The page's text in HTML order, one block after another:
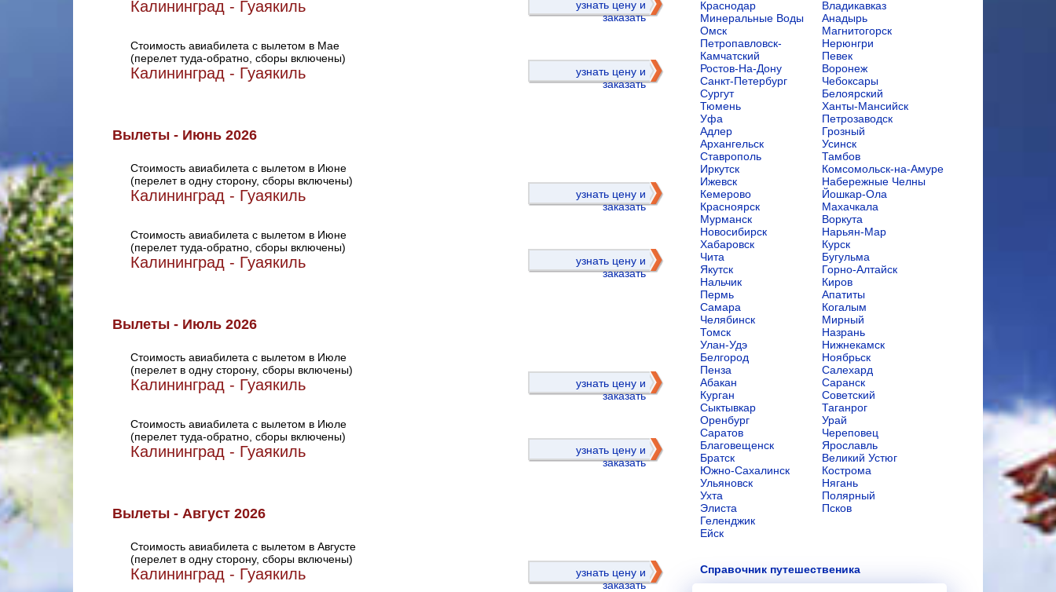
Калининград - Гуаякиль
узнать цену и
заказать
Стоимость авиабилета с вылетом в Мае
(перелет туда-обратно, сборы включены)
Калининград - Гуаякиль
узнать цену и
заказать
Вылеты - Июнь 2026
Стоимость авиабилета с вылетом в Июне
(перелет в одну сторону, сборы включены)
Калининград - Гуаякиль
узнать цену и
заказать
Стоимость авиабилета с вылетом в Июне
(перелет туда-обратно, сборы включены)
Калининград - Гуаякиль
узнать цену и
заказать
Вылеты - Июль 2026
Стоимость авиабилета с вылетом в Июле
(перелет в одну сторону, сборы включены)
Калининград - Гуаякиль
узнать цену и
заказать
Стоимость авиабилета с вылетом в Июле
(перелет туда-обратно, сборы включены)
Калининград - Гуаякиль
узнать цену и
заказать
Вылеты - Август 2026
Стоимость авиабилета с вылетом в Августе
(перелет в одну сторону, сборы включены)
Калининград - Гуаякиль
узнать цену и
заказать
Краснодар
Минеральные Воды
Омск
Петропавловск-
Камчатский
Ростов-На-Дону
Санкт-Петербург
Сургут
Тюмень
Уфа
Адлер
Архангельск
Ставрополь
Иркутск
Ижевск
Кемерово
Красноярск
Мурманск
Новосибирск
Хабаровск
Чита
Якутск
Нальчик
Пермь
Самара
Челябинск
Томск
Улан-Удэ
Белгород
Пенза
Абакан
Курган
Сыктывкар
Оренбург
Саратов
Благовещенск
Братск
Южно-Сахалинск
Ульяновск
Ухта
Элиста
Геленджик
Ейск
Владикавказ
Анадырь
Магнитогорск
Нерюнгри
Певек
Воронеж
Чебоксары
Белоярский
Ханты-Мансийск
Петрозаводск
Грозный
Усинск
Тамбов
Комсомольск-на-Амуре
Набережные Челны
Йошкар-Ола
Махачкала
Воркута
Нарьян-Мар
Курск
Бугульма
Горно-Алтайск
Киров
Апатиты
Когалым
Мирный
Назрань
Нижнекамск
Ноябрьск
Салехард
Саранск
Советский
Таганрог
Урай
Череповец
Ярославль
Великий Устюг
Кострома
Нягань
Полярный
Псков
Справочник путешественика